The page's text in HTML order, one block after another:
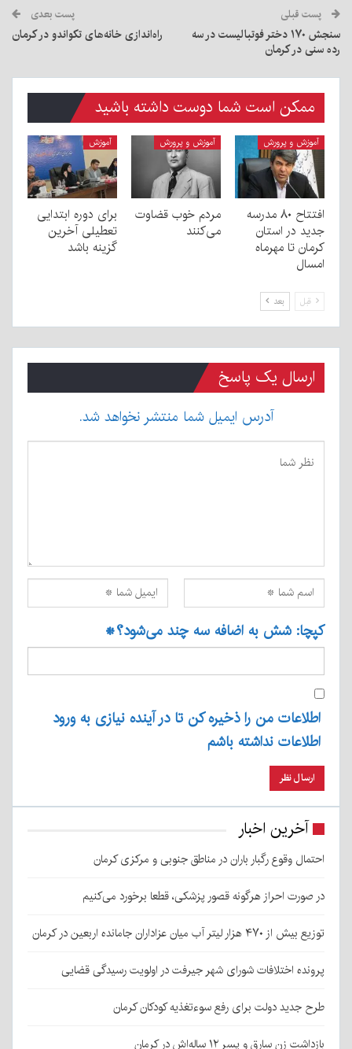
پست قبلی
سنجش ۱۷۰ دختر فوتبالیست‌ در سه
رده سنی در کرمان
پست بعدی
راه‌اندازی خانه‌های تکواندو در کرمان
ممکن است شما دوست داشته باشید
آموزش و پرورش
افتتاح ۸۰ مدرسه
جدید در استان
کرمان تا مهرماه
امسال
آموزش و پرورش
مردم خوب قضاوت
می‌کنند
آموزش
برای دوره ابتدایی
تعطیلی آخرین
گزینه باشد
قبل بعد
ارسال یک پاسخ
آدرس ایمیل شما منتشر نخواهد شد.
کپچا: شش به اضافه سه چند می‌شود؟*
اطلاعات من را ذخیره کن تا در آینده نیازی به ورود
اطلاعات نداشته باشم
آخرین اخبار
احتمال وقوع رگبار باران در مناطق جنوبی و مرکزی کرمان
در صورت احراز هرگونه قصور پزشکی، قطعا برخورد می‌کنیم
توزیع بیش از ۴۷۰ هزار لیتر آب میان عزاداران جامانده اربعین در کرمان
پرونده اختلافات شورای شهر جیرفت در اولویت رسیدگی قضایی
طرح جدید دولت برای رفع سوءتغذیه کودکان کرمان
بازداشت زن سارق و پسر ۱۲ ساله‌اش در کرمان